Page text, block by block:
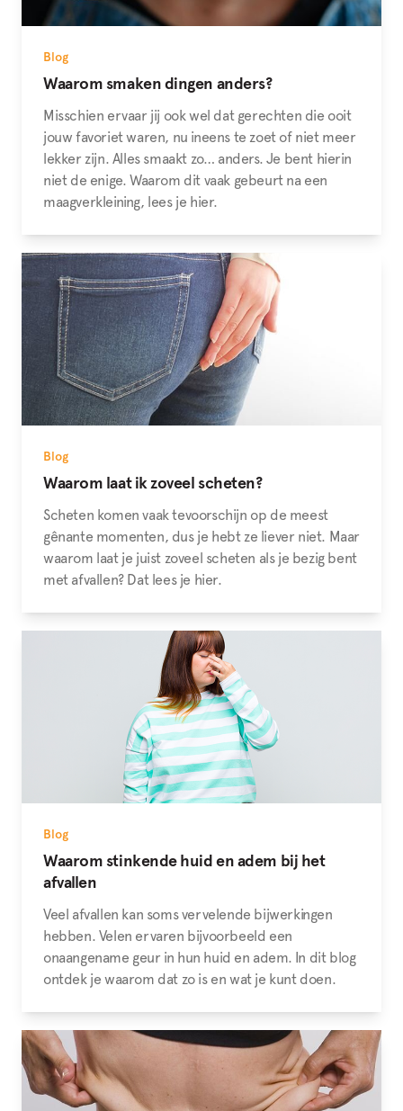
Blog
Waarom smaken dingen anders?
Misschien ervaar jij ook wel dat gerechten die ooit
jouw favoriet waren, nu ineens te zoet of niet meer
lekker zijn. Alles smaakt zo… anders. Je bent hierin
niet de enige. Waarom dit vaak gebeurt na een
maagverkleining, lees je hier.
Blog
Waarom laat ik zoveel scheten?
Scheten komen vaak tevoorschijn op de meest
gênante momenten, dus je hebt ze liever niet. Maar
waarom laat je juist zoveel scheten als je bezig bent
met afvallen? Dat lees je hier.
Blog
Waarom stinkende huid en adem bij het
afvallen
Veel afvallen kan soms vervelende bijwerkingen
hebben. Velen ervaren bijvoorbeeld een
onaangename geur in hun huid en adem. In dit blog
ontdek je waarom dat zo is en wat je kunt doen.